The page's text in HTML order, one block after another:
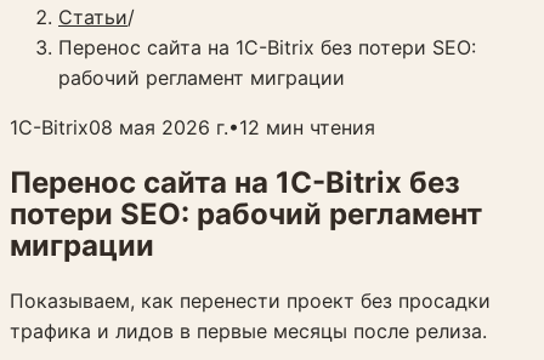
Статьи/
Перенос сайта на 1C-Bitrix без потери SEO:
рабочий регламент миграции
1C-Bitrix08 мая 2026 г.•12 мин чтения
Перенос сайта на 1C-Bitrix без
потери SEO: рабочий регламент
миграции
Показываем, как перенести проект без просадки
трафика и лидов в первые месяцы после релиза.